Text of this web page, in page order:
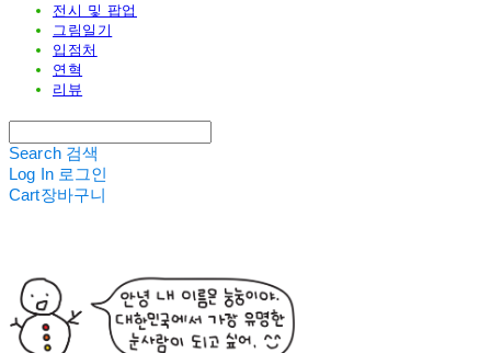
전시 및 팝업
그림일기
입점처
연혁
리뷰
Search 검색
Log In 로그인
Cart장바구니